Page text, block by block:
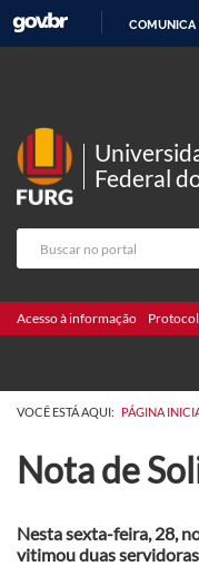
COMUNICA
Federal
Acesso à informação
VOCÊ ESTÁ AQUI: PÁGINA
Nota de
Nesta sexta-feira, 28,
vitimou duas